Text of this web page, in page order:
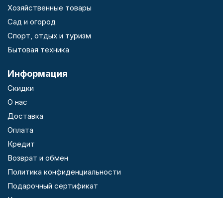
Хозяйственные товары
Сад и огород
Спорт, отдых и туризм
Бытовая техника
Информация
Скидки
О нас
Доставка
Оплата
Кредит
Возврат и обмен
Политика конфиденциальности
Подарочный сертификат